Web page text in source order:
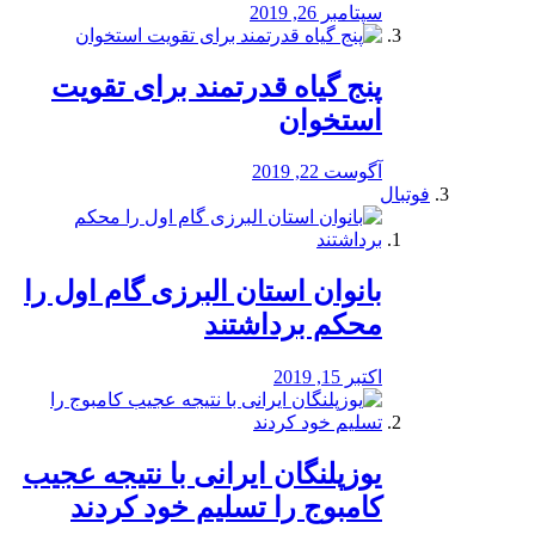
سپتامبر 26, 2019
پنج گیاه قدرتمند برای تقویت
استخوان
آگوست 22, 2019
فوتبال
بانوان استان البرزی گام اول را
محكم برداشتند
اکتبر 15, 2019
یوزپلنگان ایرانی با نتیجه عجیب
کامبوج را تسلیم خود کردند